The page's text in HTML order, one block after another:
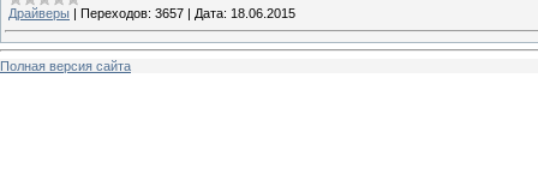
Драйверы | Переходов: 3657 | Дата: 18.06.2015
Полная версия сайта